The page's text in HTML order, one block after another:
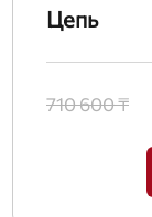
Цепь
710 600 ₸